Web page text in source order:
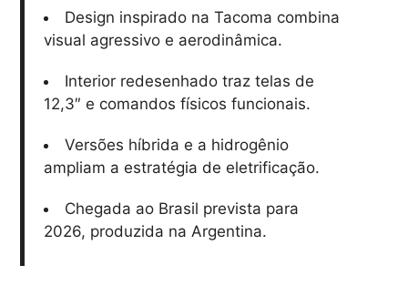
Design inspirado na Tacoma combina
visual agressivo e aerodinâmica.
Interior redesenhado traz telas de
12,3″ e comandos físicos funcionais.
Versões híbrida e a hidrogênio
ampliam a estratégia de eletrificação.
Chegada ao Brasil prevista para
2026, produzida na Argentina.